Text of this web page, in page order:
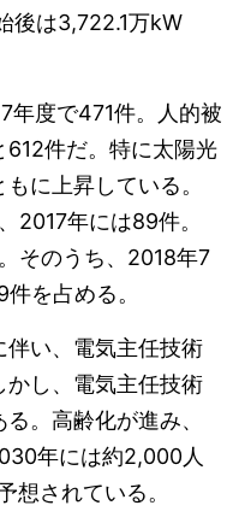
後は3,722.1万kW
年度で471件。人的被
件だ。特に太陽光
に上昇している。
2017年には89件。
そのうち、2018年7
を占める。
い、電気主任技術
し、電気主任技術
。高齢化が進み、
年には約2,000人
想されている。